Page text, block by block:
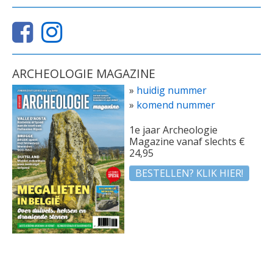
ARCHEOLOGIE MAGAZINE
» huidig nummer
» komend nummer
1e jaar Archeologie
Magazine vanaf slechts €
24,95
BESTELLEN? KLIK HIER!